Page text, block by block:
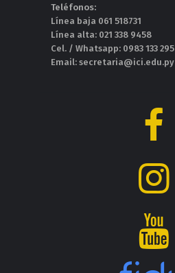
Teléfonos:
Línea baja 061 518731
Línea alta: 021 338 9458
Cel. / Whatsapp: 0983 133 295
Email: secretaria@ici.edu.py